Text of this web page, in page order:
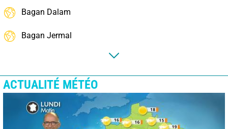
Bagan Dalam
Bagan Jermal
ACTUALITÉ MÉTÉO